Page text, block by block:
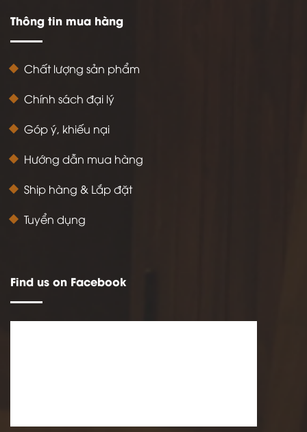
Thông tin mua hàng
Chất lượng sản phẩm
Chính sách đại lý
Góp ý, khiếu nại
Hướng dẫn mua hàng
Ship hàng & Lắp đặt
Tuyển dụng
Find us on Facebook